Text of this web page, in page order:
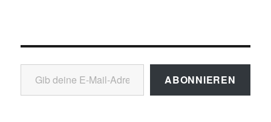
Gib deine E-Mail-Adresse ein ...
ABONNIEREN